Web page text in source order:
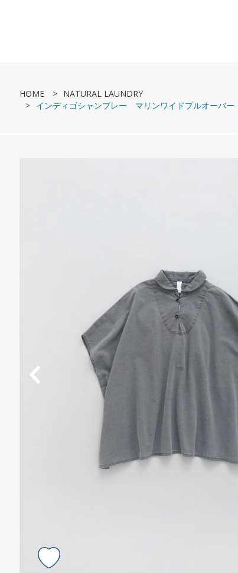
HOME
NATURAL LAUNDRY
インディゴシャンブレー マリンワイドプルオーバー